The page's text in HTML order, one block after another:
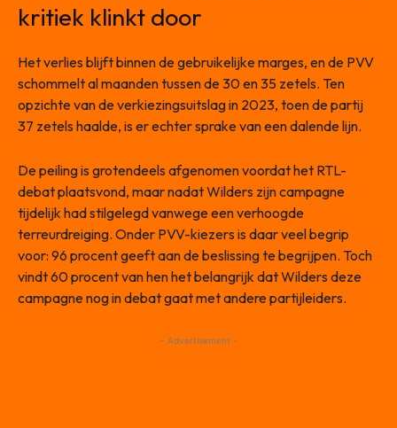
kritiek klinkt door
Het verlies blijft binnen de gebruikelijke marges, en de PVV
schommelt al maanden tussen de 30 en 35 zetels. Ten
opzichte van de verkiezingsuitslag in 2023, toen de partij
37 zetels haalde, is er echter sprake van een dalende lijn.
De peiling is grotendeels afgenomen voordat het RTL-
debat plaatsvond, maar nadat Wilders zijn campagne
tijdelijk had stilgelegd vanwege een verhoogde
terreurdreiging. Onder PVV-kiezers is daar veel begrip
voor: 96 procent geeft aan de beslissing te begrijpen. Toch
vindt 60 procent van hen het belangrijk dat Wilders deze
campagne nog in debat gaat met andere partijleiders.
- Advertisement -